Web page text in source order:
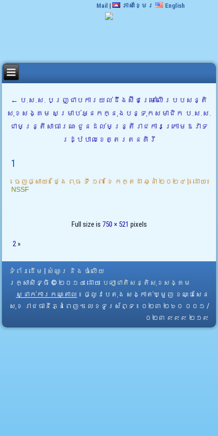
Mail | ភាសាខ្មែរ English
← ប.ស.ស. បញ្ជ្រាបការយល់ដឹងស៊ីជម្រៅលើរបបសន្តិ
សុខសង្គម សម្រាប់អ្នកក្នុងបន្ទុកសមាជិក ប.ស.ស.
ជាមន្ត្រីសាធារណៈ ជូនដល់មន្ត្រីរាជការក្រោមឱវាទ
រដ្ឋបាលខេត្តរតនគិរី
1
ចេញផ្សាយ៖ ថ្ងៃ ពុធ ទី ១៧ ខែ កក្តដា ឆ្នាំ ២០២៤ | ដោយ៖
NSSF
Full size is 750 × 521 pixels
2 »
ទំព័រដើម
សំណួរ និង ចំលើយ
រក្សាសិទ្ធិ © ២០១៤ ដោយ​ បេឡាជាតិសន្តិសុខសង្គម
ស្នាក់ការកណ្តាល ៖ ផ្លូវបេតុង សង្កាត់ឃ្មួញ ខណ្ឌសែន
សុខ រាជធានីភ្នំពេញ។ លេខទូរស័ព្ទ ៖ ០២៣ ២៦០ ០០១ /
០២៣ ៩៩៩ ២១៩